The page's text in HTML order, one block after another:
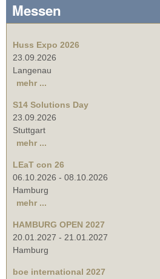
Messen
Huss Expo 2026
23.09.2026
Langenau
mehr ...
S14 Solutions Day
23.09.2026
Stuttgart
mehr ...
LEaT con 26
06.10.2026 - 08.10.2026
Hamburg
mehr ...
HAMBURG OPEN 2027
20.01.2027 - 21.01.2027
Hamburg
boe international 2027